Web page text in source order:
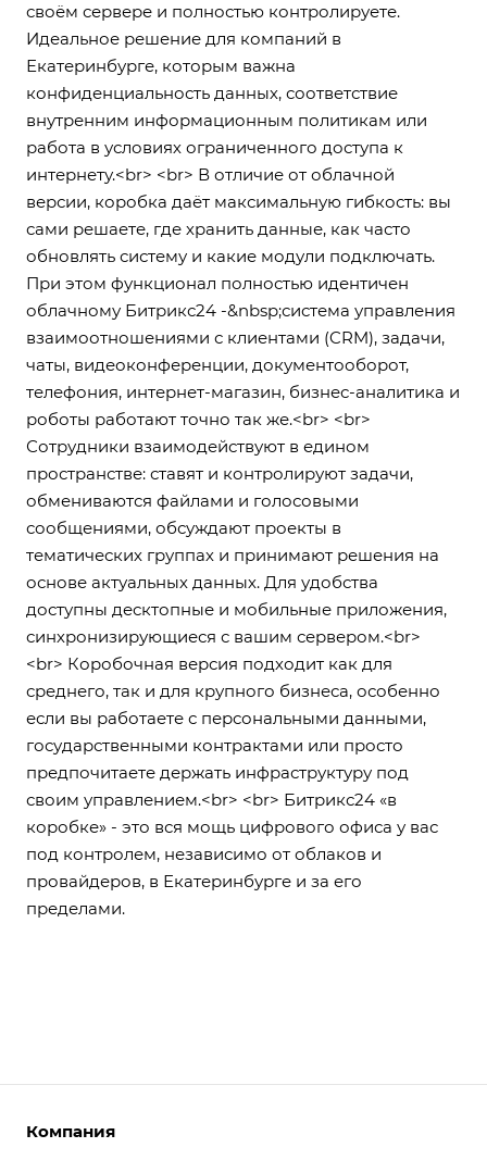
своём сервере и полностью контролируете.
Идеальное решение для компаний в
Екатеринбурге, которым важна
конфиденциальность данных, соответствие
внутренним информационным политикам или
работа в условиях ограниченного доступа к
интернету.<br> <br> В отличие от облачной
версии, коробка даёт максимальную гибкость: вы
сами решаете, где хранить данные, как часто
обновлять систему и какие модули подключать.
При этом функционал полностью идентичен
облачному Битрикс24 -&nbsp;система управления
взаимоотношениями с клиентами (CRM), задачи,
чаты, видеоконференции, документооборот,
телефония, интернет-магазин, бизнес-аналитика и
роботы работают точно так же.<br> <br>
Сотрудники взаимодействуют в едином
пространстве: ставят и контролируют задачи,
обмениваются файлами и голосовыми
сообщениями, обсуждают проекты в
тематических группах и принимают решения на
основе актуальных данных. Для удобства
доступны десктопные и мобильные приложения,
синхронизирующиеся с вашим сервером.<br>
<br> Коробочная версия подходит как для
среднего, так и для крупного бизнеса, особенно
если вы работаете с персональными данными,
государственными контрактами или просто
предпочитаете держать инфраструктуру под
своим управлением.<br> <br> Битрикс24 «в
коробке» - это вся мощь цифрового офиса у вас
под контролем, независимо от облаков и
провайдеров, в Екатеринбурге и за его
пределами.
Компания